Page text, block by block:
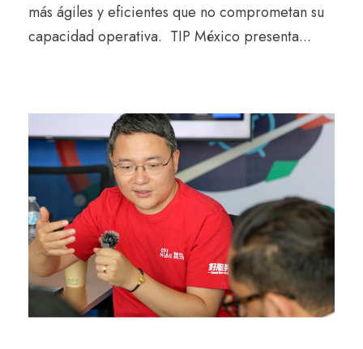
más ágiles y eficientes que no comprometan su
capacidad operativa. TIP México presenta...